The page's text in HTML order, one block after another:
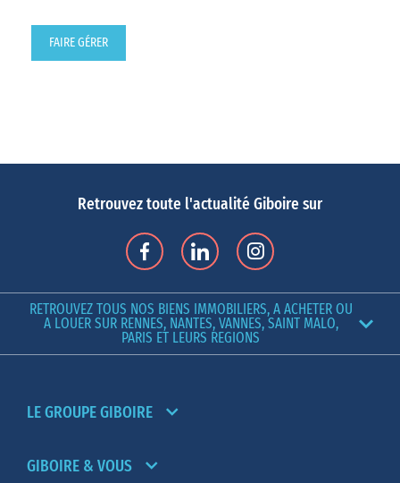
FAIRE GÉRER
Retrouvez toute l'actualité Giboire sur
RETROUVEZ TOUS NOS BIENS IMMOBILIERS, A ACHETER OU
A LOUER SUR RENNES, NANTES, VANNES, SAINT MALO,
PARIS ET LEURS REGIONS
LE GROUPE GIBOIRE
GIBOIRE & VOUS